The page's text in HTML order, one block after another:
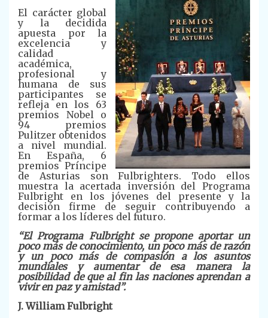
El carácter global
y la decidida
apuesta por la
excelencia y
calidad
académica,
profesional y
humana de sus
participantes se
refleja en los 63
premios Nobel o
94 premios
Pulitzer obtenidos
a nivel mundial.
En España, 6
premios Príncipe
de Asturias son Fulbrighters. Todo ellos
muestra la acertada inversión del Programa
Fulbright en los jóvenes del presente y la
decisión firme de seguir contribuyendo a
formar a los líderes del futuro.
“El Programa Fulbright se propone aportar un
poco más de conocimiento, un poco más de razón
y un poco más de compasión a los asuntos
mundiales y aumentar de esa manera la
posibilidad de que al fin las naciones aprendan a
vivir en paz y amistad”.
J. William Fulbright